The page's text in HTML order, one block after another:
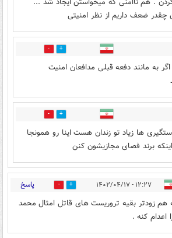
ضعف داریم از نظر امنیتی
10
اگر به مانند دفعه قبلی مدافعان امنیت
9
دستگیری ها زیاد تو زندان هست اینا رو همونجا
برند فصای مجازیشون کنن
۱۲:۲۷ - ۱۴۰۲/۰۴/۱۷ 11 پاسخ
هم زودتر بقیه تروریست های قاتل امثال محمد
اعدام کنه .